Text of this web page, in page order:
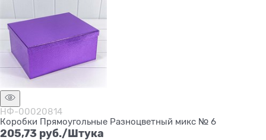
НФ-00020814
Коробки Прямоугольные Разноцветный микс № 6
205,73 руб./Штука